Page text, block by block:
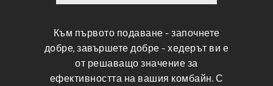
Към първото подаване – започнете
добре, завършете добре – хедерът ви е
от решаващо значение за
ефективността на вашия комбайн. С